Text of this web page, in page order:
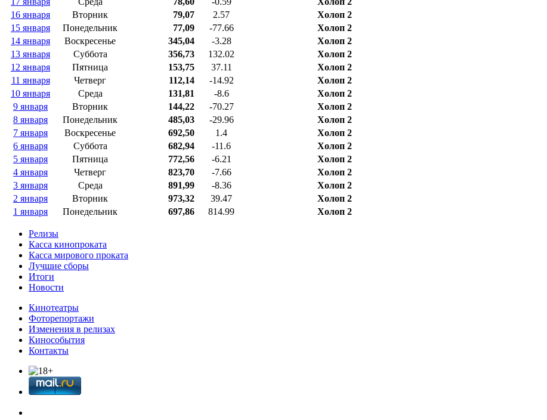
16 января
Вторник 79,07 2.57 Холоп 2
15 января
Понедельник 77,09 -77.66 Холоп 2
14 января
Воскресенье 345,04 -3.28 Холоп 2
13 января
Суббота 356,73 132.02 Холоп 2
12 января
Пятница 153,75 37.11 Холоп 2
11 января
Четверг 112,14 -14.92 Холоп 2
10 января
Среда 131,81 -8.6 Холоп 2
9 января
Вторник 144,22 -70.27 Холоп 2
8 января
Понедельник 485,03 -29.96 Холоп 2
7 января
Воскресенье 692,50 1.4 Холоп 2
6 января
Суббота 682,94 -11.6 Холоп 2
5 января
Пятница 772,56 -6.21 Холоп 2
4 января
Четверг 823,70 -7.66 Холоп 2
3 января
Среда 891,99 -8.36 Холоп 2
2 января
Вторник 973,32 39.47 Холоп 2
1 января
Понедельник 697,86 814.99 Холоп 2
Релизы
Касса кинопроката
Касса мирового проката
Лучшие сборы
Итоги
Новости
Кинотеатры
Фоторепортажи
Изменения в релизах
Кинособытия
Контакты